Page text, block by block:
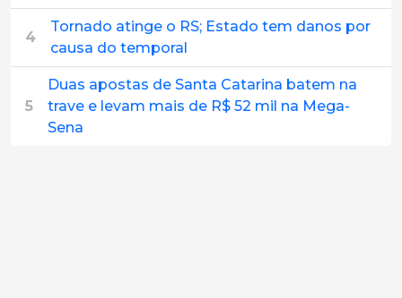
4
Tornado atinge o RS; Estado tem danos por
causa do temporal
5
Duas apostas de Santa Catarina batem na
trave e levam mais de R$ 52 mil na Mega-
Sena